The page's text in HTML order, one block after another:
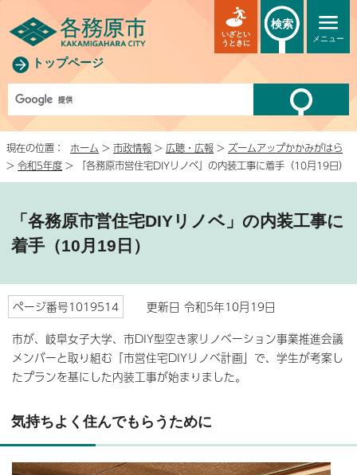
トップページ
メニュー
いざとい
うときに
検索
現在の位置： ホーム > 市政情報 > 広聴・広報 > ズームアップかかみがはら
> 令和5年度 > 「各務原市営住宅DIYリノベ」の内装工事に着手（10月19日）
「各務原市営住宅DIYリノベ」の内装工事に
着手（10月19日）
ページ番号1019514
更新日 令和5年10月19日
市が、岐阜女子大学、市DIY型空き家リノベーション事業推進会議
メンバーと取り組む「市営住宅DIYリノベ計画」で、学生が考案し
たプランを基にした内装工事が始まりました。
気持ちよく住んでもらうために